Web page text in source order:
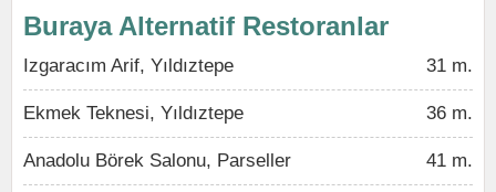
Buraya Alternatif Restoranlar
Izgaracım Arif, Yıldıztepe 31 m.
Ekmek Teknesi, Yıldıztepe 36 m.
Anadolu Börek Salonu, Parseller 41 m.